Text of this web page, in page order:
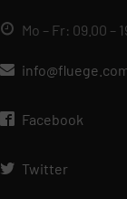
Mo – Fr: 09.00 –
Facebook
Twitter